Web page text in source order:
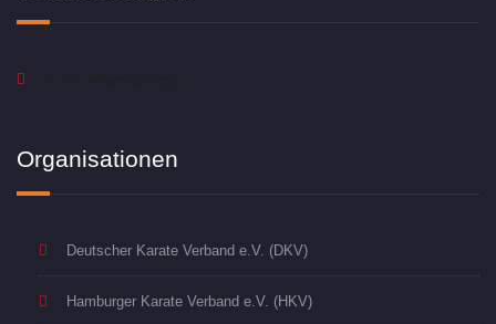
Organisationen
Deutscher Karate Verband e.V. (DKV)
Hamburger Karate Verband e.V. (HKV)